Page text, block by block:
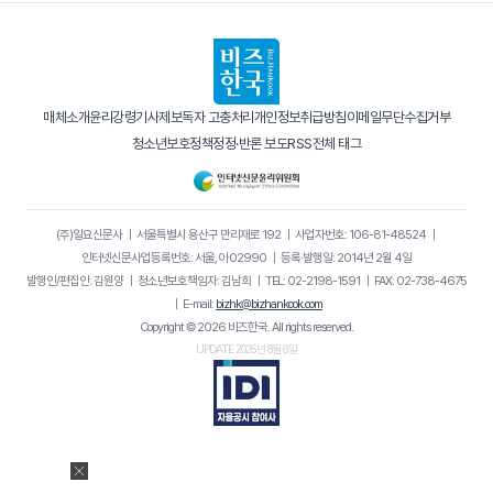
매체소개윤리강령기사제보독자 고충처리 개인정보취급방침이메일무단수집거부
청소년보호정책정정·반론 보도RSS전체 태그
(주)일요신문사｜ 서울특별시 용산구 만리재로 192｜ 사업자번호: 106-81-48524｜
인터넷신문사업등록번호: 서울, 아02990
등록·발행일: 2014년 2월 4일
발행인/편집인: 김원양｜ 청소년보호책임자: 김남희 TEL: 02-2198-1591
FAX: 02-738-4675
E-mail: bizhk@bizhankook.com
Copyright © 2026 비즈한국. All rights reserved.
UPDATE 2026년 8월 6일